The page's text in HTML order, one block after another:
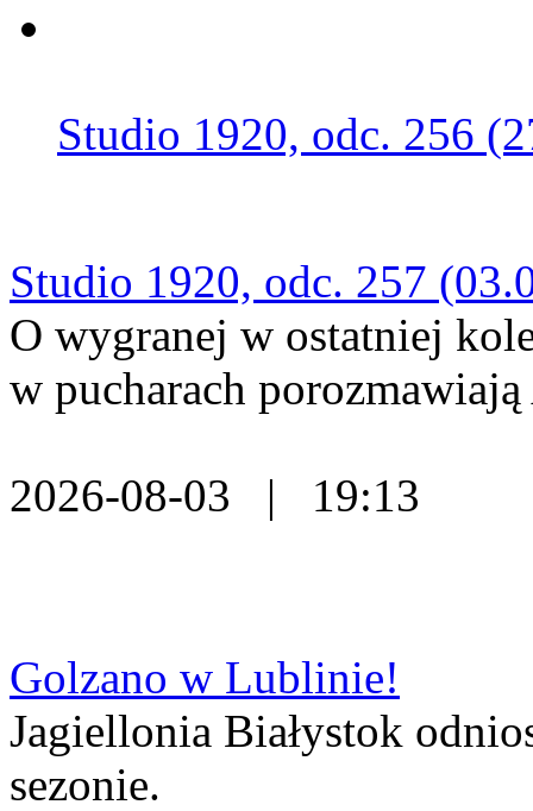
Studio 1920, odc. 256
Studio 1920, odc. 257
O wygranej w ostatniej
w pucharach
2026-08-03 | 19:13
Golzano w Lublinie!
Jagiellonia Białystok
sezonie.